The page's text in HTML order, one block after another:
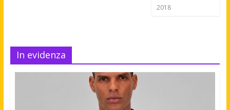
2018
In evidenza